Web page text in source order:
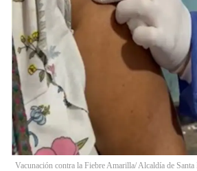
Vacunación contra la Fiebre Amarilla/ Alcaldía de Santa